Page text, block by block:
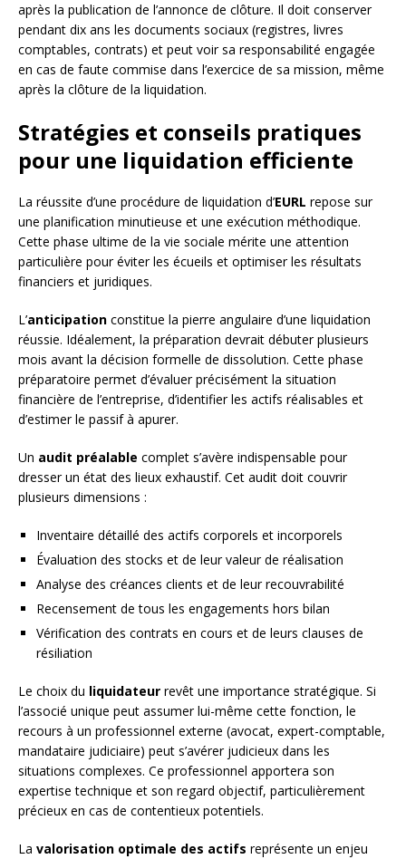
après la publication de l’annonce de clôture. Il doit conserver
pendant dix ans les documents sociaux (registres, livres
comptables, contrats) et peut voir sa responsabilité engagée
en cas de faute commise dans l’exercice de sa mission, même
après la clôture de la liquidation.
Stratégies et conseils pratiques
pour une liquidation efficiente
La réussite d’une procédure de liquidation d’EURL repose sur
une planification minutieuse et une exécution méthodique.
Cette phase ultime de la vie sociale mérite une attention
particulière pour éviter les écueils et optimiser les résultats
financiers et juridiques.
L’anticipation constitue la pierre angulaire d’une liquidation
réussie. Idéalement, la préparation devrait débuter plusieurs
mois avant la décision formelle de dissolution. Cette phase
préparatoire permet d’évaluer précisément la situation
financière de l’entreprise, d’identifier les actifs réalisables et
d’estimer le passif à apurer.
Un audit préalable complet s’avère indispensable pour
dresser un état des lieux exhaustif. Cet audit doit couvrir
plusieurs dimensions :
Inventaire détaillé des actifs corporels et incorporels
Évaluation des stocks et de leur valeur de réalisation
Analyse des créances clients et de leur recouvrabilité
Recensement de tous les engagements hors bilan
Vérification des contrats en cours et de leurs clauses de
résiliation
Le choix du liquidateur revêt une importance stratégique. Si
l’associé unique peut assumer lui-même cette fonction, le
recours à un professionnel externe (avocat, expert-comptable,
mandataire judiciaire) peut s’avérer judicieux dans les
situations complexes. Ce professionnel apportera son
expertise technique et son regard objectif, particulièrement
précieux en cas de contentieux potentiels.
La valorisation optimale des actifs représente un enjeu